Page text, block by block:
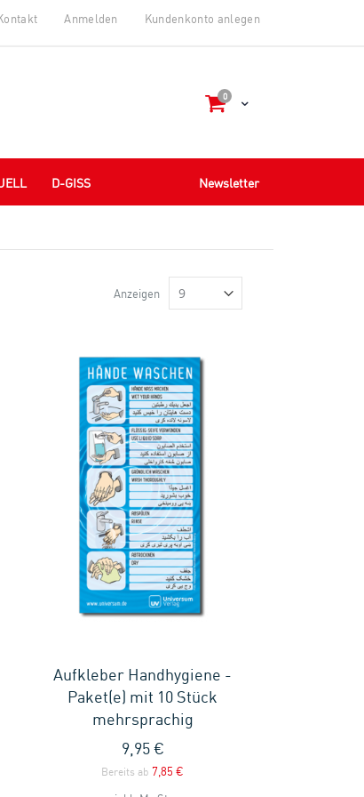
Anmelden Kundenkonto anlegen
Cart
0Artikel
D-GISS Newsletter
Anzeigen
Aufkleber Handhygiene -
Paket(e) mit 10 Stück
mehrsprachig
9,95 €
Bereits ab 7,85 €